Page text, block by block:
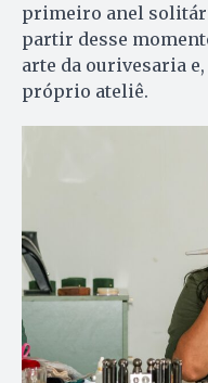
primeiro anel
partir desse
arte da ourivesaria
próprio ateliê.